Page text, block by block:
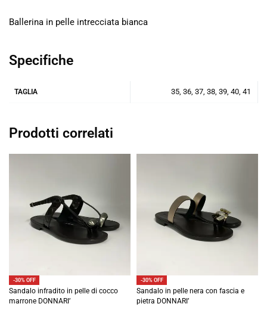
Ballerina in pelle intrecciata bianca
Specifiche
TAGLIA 35, 36, 37, 38, 39, 40, 41
Prodotti correlati
-30% OFF
Sandalo infradito in pelle di cocco
marrone DONNARI’
-30% OFF
Sandalo in pelle nera con fascia e
pietra DONNARI’